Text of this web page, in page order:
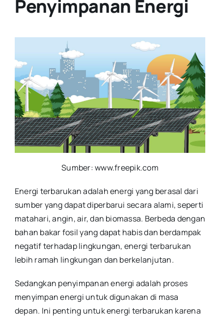
Penyimpanan Energi
Sumber: www.freepik.com
Energi terbarukan adalah energi yang berasal dari
sumber yang dapat diperbarui secara alami, seperti
matahari, angin, air, dan biomassa. Berbeda dengan
bahan bakar fosil yang dapat habis dan berdampak
negatif terhadap lingkungan, energi terbarukan
lebih ramah lingkungan dan berkelanjutan.
Sedangkan penyimpanan energi adalah proses
menyimpan energi untuk digunakan di masa
depan. Ini penting untuk energi terbarukan karena